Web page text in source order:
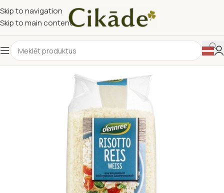
Skip to navigation
Skip to main content